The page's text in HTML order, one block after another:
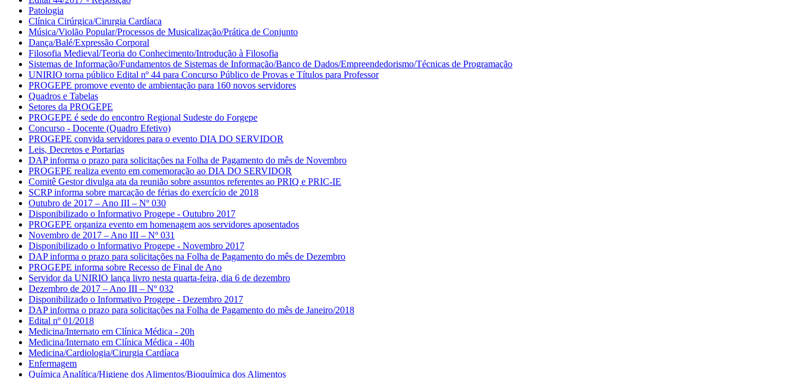
Patologia
Clínica Cirúrgica/Cirurgia Cardíaca
Música/Violão Popular/Processos de Musicalização/Prática de Conjunto
Dança/Balé/Expressão Corporal
Filosofia Medieval/Teoria do Conhecimento/Introdução à Filosofia
Sistemas de Informação/Fundamentos de Sistemas de Informação/Banco de Dados/Empreendedorismo/Técnicas de Programação
UNIRIO torna público Edital nº 44 para Concurso Público de Provas e Títulos para Professor
PROGEPE promove evento de ambientação para 160 novos servidores
Quadros e Tabelas
Setores da PROGEPE
PROGEPE é sede do encontro Regional Sudeste do Forgepe
Concurso - Docente (Quadro Efetivo)
PROGEPE convida servidores para o evento DIA DO SERVIDOR
Leis, Decretos e Portarias
DAP informa o prazo para solicitações na Folha de Pagamento do mês de Novembro
PROGEPE realiza evento em comemoração ao DIA DO SERVIDOR
Comitê Gestor divulga ata da reunião sobre assuntos referentes ao PRIQ e PRIC-IE
SCRP informa sobre marcação de férias do exercício de 2018
Outubro de 2017 – Ano III – Nº 030
Disponibilizado o Informativo Progepe - Outubro 2017
PROGEPE organiza evento em homenagem aos servidores aposentados
Novembro de 2017 – Ano III – Nº 031
Disponibilizado o Informativo Progepe - Novembro 2017
DAP informa o prazo para solicitações na Folha de Pagamento do mês de Dezembro
PROGEPE informa sobre Recesso de Final de Ano
Servidor da UNIRIO lança livro nesta quarta-feira, dia 6 de dezembro
Dezembro de 2017 – Ano III – Nº 032
Disponibilizado o Informativo Progepe - Dezembro 2017
DAP informa o prazo para solicitações na Folha de Pagamento do mês de Janeiro/2018
Edital nº 01/2018
Medicina/Internato em Clínica Médica - 20h
Medicina/Internato em Clínica Médica - 40h
Medicina/Cardiologia/Cirurgia Cardíaca
Enfermagem
Química Analítica/Higiene dos Alimentos/Bioquímica dos Alimentos